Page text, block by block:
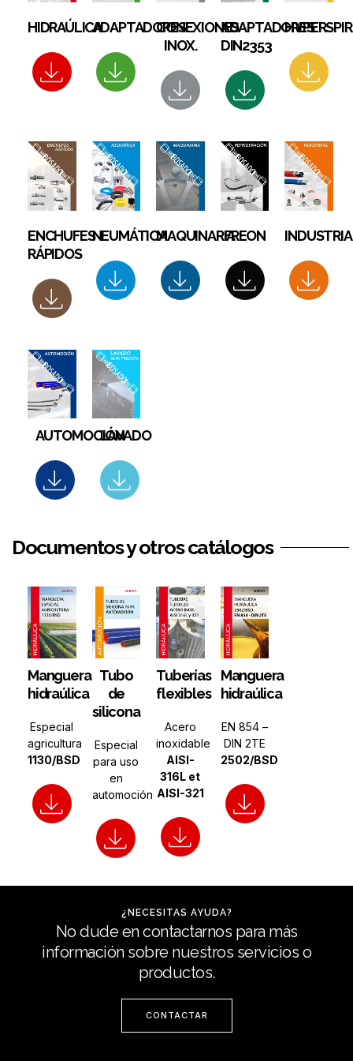
HIDRAÚLICAADAPTADORESCONEXIONES
INOX.
ADAPTADORES
DIN2353
ENCHUFES
RÁPIDOS
NEUMÁTICAMAQUINARIAFREON
AUTOMOCIÓNLAVADO
Documentos y otros catálogos
Manguera
hidraúlica
Especial
agricultura
1130/BSD
Tubo
de
silicona
Especial
para uso
en
automoción
Tuberías
flexibles
Acero
inoxidable
AISI-
316L et
AISI-321
Manguera
hidraúlica
EN 854 –
DIN 2TE
2502/BSD
¿NECESITAS AYUDA?
No dude en contactarnos para más
información sobre nuestros servicios o
productos.
CONTACTAR